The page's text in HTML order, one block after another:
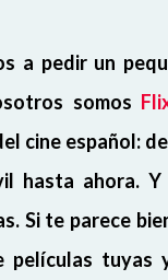
a pedir un
somos
cine español:
hasta ahora.
Si te parece
películas tuyas